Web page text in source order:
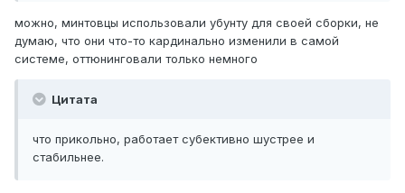
можно, минтовцы использовали убунту для своей сборки, не
думаю, что они что-то кардинально изменили в самой
системе, оттюнинговали только немного
Цитата
что прикольно, работает субективно шустрее и
стабильнее.